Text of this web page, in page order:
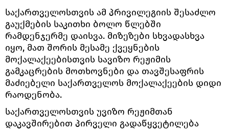
საქართველოსთვის ამ პრივილეგიის შესაძლო
გაუქმების საკითხი ბოლო წლებში
რამდენჯერმე დაისვა. მიზეზები სხვადასხვა
იყო, მათ შორის მესამე ქვეყნების
მოქალაქეებისთვის სავიზო რეჟიმის
გამკაცრების მოთხოვნები და თავშესაფრის
მაძიებელი საქართველოს მოქალაქეების დიდი
რაოდენობა.
საქართველოსთვის უვიზო რეჟიმთან
დაკავშირებით პირველი გადაწყვეტილება